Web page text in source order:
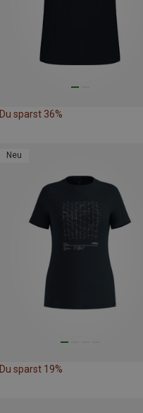
Du sparst 36%
Neu
Du sparst 19%